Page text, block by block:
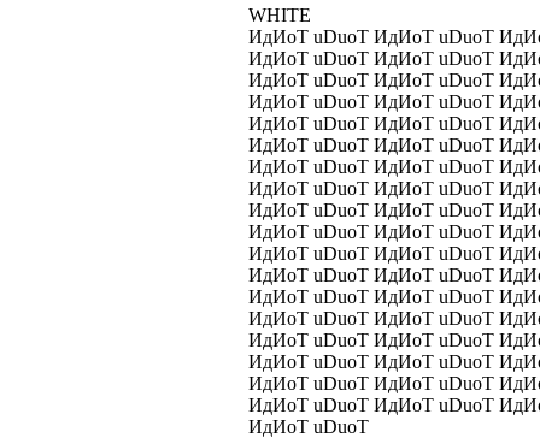
WHITE
ИдИоТ uDuoT ИдИоТ uDuoT
ИдИоТ uDuoT ИдИоТ uDuoT
ИдИоТ uDuoT ИдИоТ uDuoT
ИдИоТ uDuoT ИдИоТ uDuoT
ИдИоТ uDuoT ИдИоТ uDuoT
ИдИоТ uDuoT ИдИоТ uDuoT
ИдИоТ uDuoT ИдИоТ uDuoT
ИдИоТ uDuoT ИдИоТ uDuoT
ИдИоТ uDuoT ИдИоТ uDuoT
ИдИоТ uDuoT ИдИоТ uDuoT
ИдИоТ uDuoT ИдИоТ uDuoT
ИдИоТ uDuoT ИдИоТ uDuoT
ИдИоТ uDuoT ИдИоТ uDuoT
ИдИоТ uDuoT ИдИоТ uDuoT
ИдИоТ uDuoT ИдИоТ uDuoT
ИдИоТ uDuoT ИдИоТ uDuoT
ИдИоТ uDuoT ИдИоТ uDuoT
ИдИоТ uDuoT ИдИоТ uDuoT
ИдИоТ uDuoT